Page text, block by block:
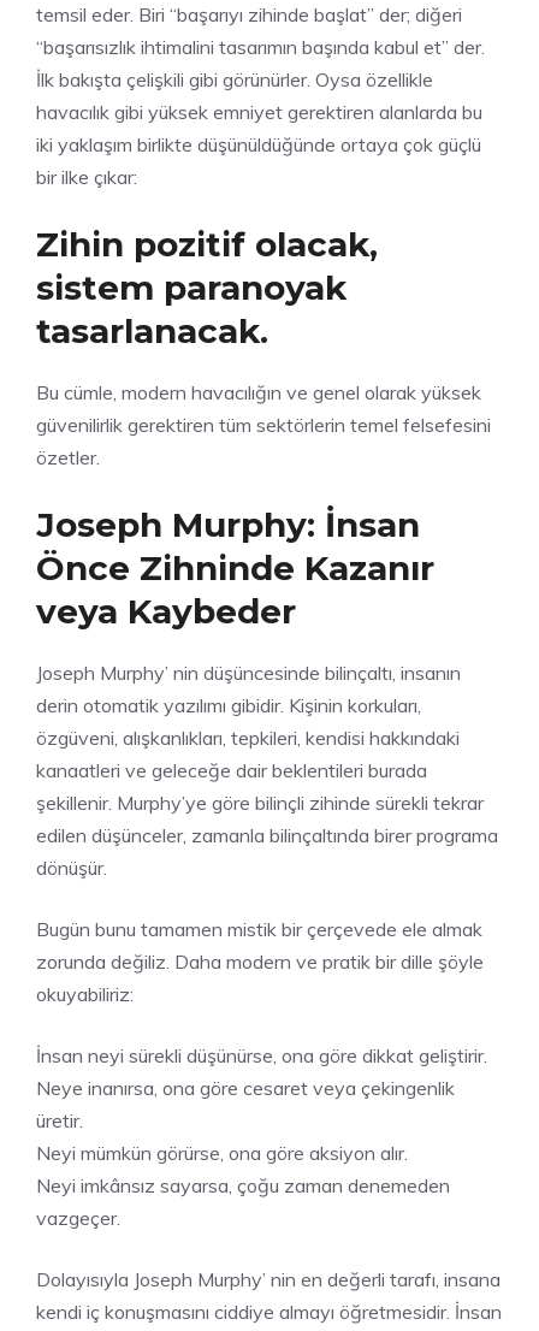
temsil eder. Biri “başarıyı zihinde başlat” der; diğeri
“başarısızlık ihtimalini tasarımın başında kabul et” der.
İlk bakışta çelişkili gibi görünürler. Oysa özellikle
havacılık gibi yüksek emniyet gerektiren alanlarda bu
iki yaklaşım birlikte düşünüldüğünde ortaya çok güçlü
bir ilke çıkar:
Zihin pozitif olacak,
sistem paranoyak
tasarlanacak.
Bu cümle, modern havacılığın ve genel olarak yüksek
güvenilirlik gerektiren tüm sektörlerin temel felsefesini
özetler.
Joseph Murphy: İnsan
Önce Zihninde Kazanır
veya Kaybeder
Joseph Murphy’ nin düşüncesinde bilinçaltı, insanın
derin otomatik yazılımı gibidir. Kişinin korkuları,
özgüveni, alışkanlıkları, tepkileri, kendisi hakkındaki
kanaatleri ve geleceğe dair beklentileri burada
şekillenir. Murphy’ye göre bilinçli zihinde sürekli tekrar
edilen düşünceler, zamanla bilinçaltında birer programa
dönüşür.
Bugün bunu tamamen mistik bir çerçevede ele almak
zorunda değiliz. Daha modern ve pratik bir dille şöyle
okuyabiliriz:
İnsan neyi sürekli düşünürse, ona göre dikkat geliştirir.
Neye inanırsa, ona göre cesaret veya çekingenlik
üretir.
Neyi mümkün görürse, ona göre aksiyon alır.
Neyi imkânsız sayarsa, çoğu zaman denemeden
vazgeçer.
Dolayısıyla Joseph Murphy’ nin en değerli tarafı, insana
kendi iç konuşmasını ciddiye almayı öğretmesidir. İnsan